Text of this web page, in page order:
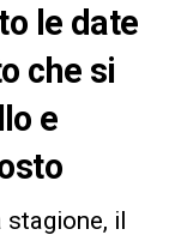
le date
che si
e
stagione, il